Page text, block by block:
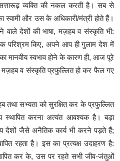
व्यक्ति की नकल करती है। सब से
स्वामी और उस के अधिकारी/मंत्री होते हैं।
वाले देशों की भाषा, मज़हब व संस्कृति भी:
परिश्रम किए, अपने आप ही गुलाम देश में
स्वभाव होने के कारण ही, आज पूरे
मज़हब व संस्कृति प्रफुल्लित हो कर फैल गए
तथा सभ्यता को सुरक्षित कर के प्रफुल्लित
स्थापित करना अत्यंत आवश्यक है। बड़ा
देशों जैसे अनैतिक कार्य भी करने पड़ते हैं;
रहता है। इस का प्रत्यक्ष उदाहरण है:
कर के, उस पर रहते सभी जीव-जंतुओं